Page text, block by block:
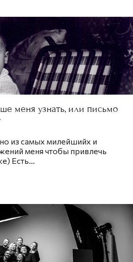
меня узнать, или письмо
из самых милейшийх и
меня чтобы привлечь
Есть...